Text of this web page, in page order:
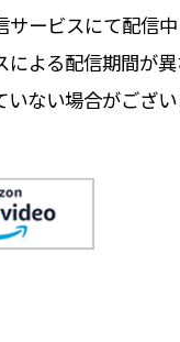
サービスにて配信中
よる配信期間が
いない場合がござ